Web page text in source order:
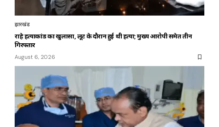
झारखंड
राहे हत्याकांड का खुलासा, लूट के दौरान हुई थी हत्या; मुख्य आरोपी समेत तीन
गिरफ्तार
August 6, 2026